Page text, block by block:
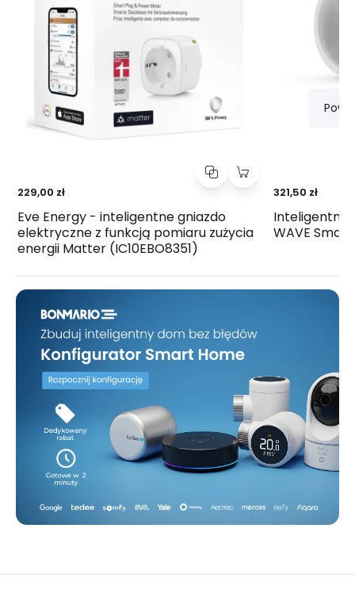
229,00 zł
Eve Energy - inteligentne gniazdo
elektryczne z funkcją pomiaru zużycia
energii Matter (IC10EBO8351)
321,50 zł
Inteligentna
WAVE